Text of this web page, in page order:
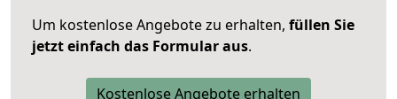
Um kostenlose Angebote zu erhalten, füllen Sie
jetzt einfach das Formular aus.
Kostenlose Angebote erhalten